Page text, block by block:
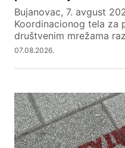
Bujanovac, 7. avgust
Koordinacionog tela za
društvenim mrežama
07.08.2026.